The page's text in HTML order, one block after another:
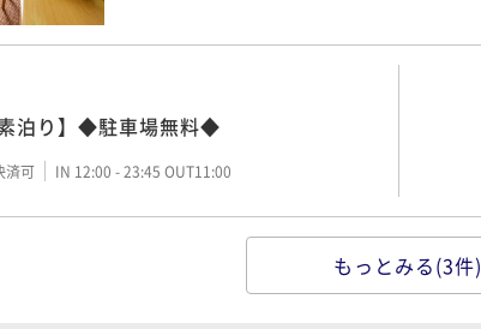
泊り】◆駐車場無料◆
済可 IN 12:00 - 23:45 OUT11:00
もっとみる(3件)